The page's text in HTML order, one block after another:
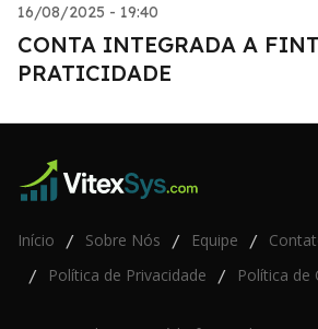
16/08/2025 - 19:40
CONTA INTEGRADA A
PRATICIDADE
Início / Sobre Nós / Equipe /
/ Política de Privacidade / Política de